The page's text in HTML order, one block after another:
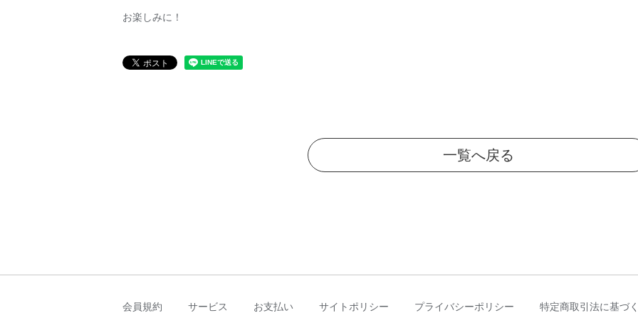
お楽しみに！
一覧へ戻る
会員規約 サービス お支払い サイトポリシー プライバシーポリシー 特定商取引法に基づ